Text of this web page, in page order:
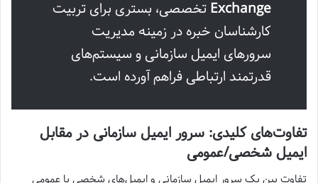
Exchange تخصصی، بستری برای تربیت
کارشناسان خبره در زمینه مدیریت
سرورهای ایمیل سازمانی و سیستم‌های
قدرتمند ارتباطی فراهم آورده است.
تفاوت‌های کلیدی: سرور ایمیل سازمانی در مقابل
ایمیل شخصی/عمومی
تفاوت بین یک سرور ایمیل سازمانی و ایمیل‌های شخصی یا عمومی